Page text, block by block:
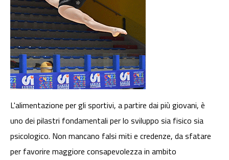
L'alimentazione per gli sportivi, a partire dai più giovani, è
uno dei pilastri fondamentali per lo sviluppo sia fisico sia
psicologico. Non mancano falsi miti e credenze, da sfatare
per favorire maggiore consapevolezza in ambito